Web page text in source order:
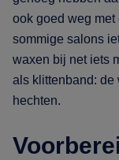
ook goed weg met
sommige salons
waxen bij net iets
als klittenband: de
hechten.